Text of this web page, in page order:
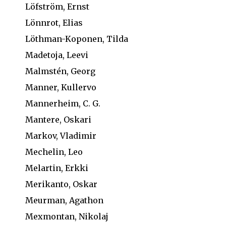
Löfström, Ernst
Lönnrot, Elias
Löthman-Koponen, Tilda
Madetoja, Leevi
Malmstén, Georg
Manner, Kullervo
Mannerheim, C. G.
Mantere, Oskari
Markov, Vladimir
Mechelin, Leo
Melartin, Erkki
Merikanto, Oskar
Meurman, Agathon
Mexmontan, Nikolaj